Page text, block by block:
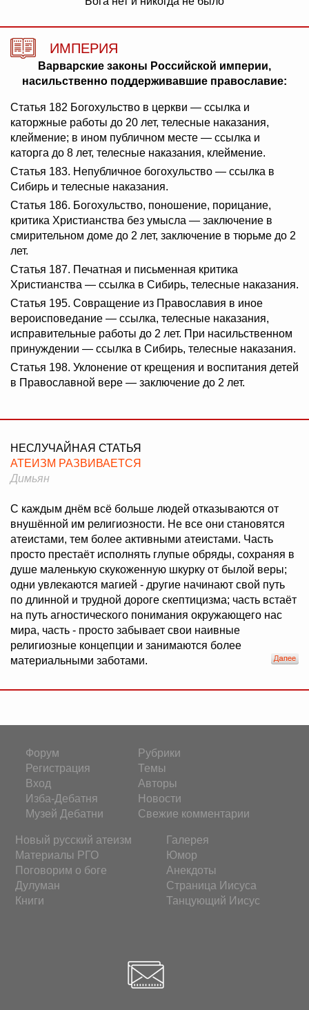
ИМПЕРИЯ
Варварские законы Российской империи,
насильственно поддерживавшие православие:
Статья 182 Богохульство в церкви — ссылка и
каторжные работы до 20 лет, телесные наказания,
клеймение; в ином публичном месте — ссылка и
каторга до 8 лет, телесные наказания, клеймение.
Статья 183. Непубличное богохульство — ссылка в
Сибирь и телесные наказания.
Статья 186. Богохульство, поношение, порицание,
критика Христианства без умысла — заключение в
смирительном доме до 2 лет, заключение в тюрьме до 2
лет.
Статья 187. Печатная и письменная критика
Христианства — ссылка в Сибирь, телесные наказания.
Статья 195. Совращение из Православия в иное
вероисповедание — ссылка, телесные наказания,
исправительные работы до 2 лет. При насильственном
принуждении — ссылка в Сибирь, телесные наказания.
Статья 198. Уклонение от крещения и воспитания детей
в Православной вере — заключение до 2 лет.
НЕСЛУЧАЙНАЯ СТАТЬЯ
АТЕИЗМ РАЗВИВАЕТСЯ
Димьян
С каждым днём всё больше людей отказываются от
внушённой им религиозности. Не все они становятся
атеистами, тем более активными атеистами. Часть
просто престаёт исполнять глупые обряды, сохраняя в
душе маленькую скукоженную шкурку от былой веры;
одни увлекаются магией - другие начинают свой путь
по длинной и трудной дороге скептицизма; часть встаёт
на путь агностического понимания окружающего нас
мира, часть - просто забывает свои наивные
религиозные концепции и занимаются более
материальными заботами.
Форум
Регистрация
Вход
Изба-Дебатня
Музей Дебатни
Рубрики
Темы
Авторы
Новости
Свежие комментарии
Новый русский атеизм
Материалы РГО
Поговорим о боге
Дулуман
Книги
Галерея
Юмор
Анекдоты
Страница Иисуса
Танцующий Иисус